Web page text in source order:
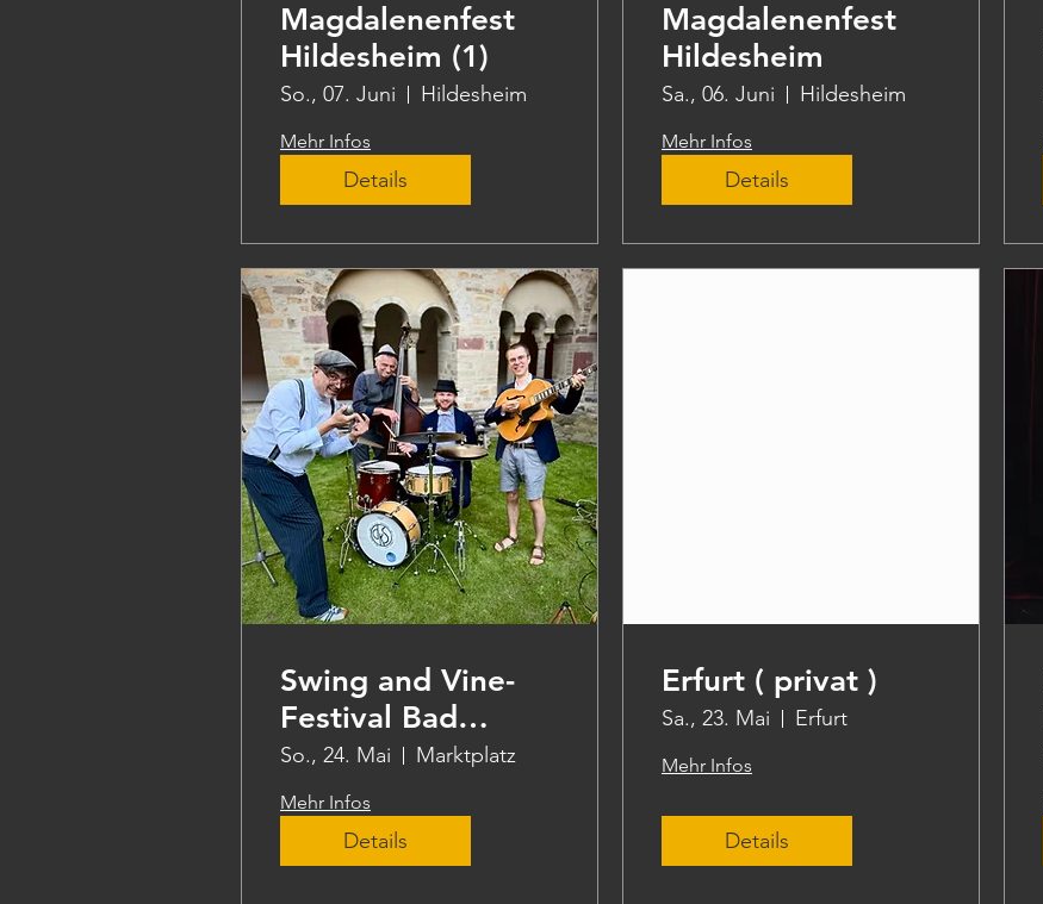
Magdalenenfest
Hildesheim (1)
So., 07. Juni Hildesheim
Mehr Infos
Details
Magdalenenfest
Hildesheim
Sa., 06. Juni Hildesheim
Mehr Infos
Details
Swing and Vine-
Festival Bad
Hersfeld
So., 24. Mai Marktplatz
Mehr Infos
Details
Erfurt ( privat )
Sa., 23. Mai Erfurt
Mehr Infos
Details